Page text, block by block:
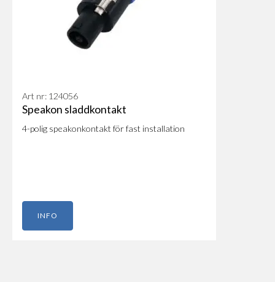
Art nr: 124056
Speakon sladdkontakt
4-polig speakonkontakt för fast installation
INFO